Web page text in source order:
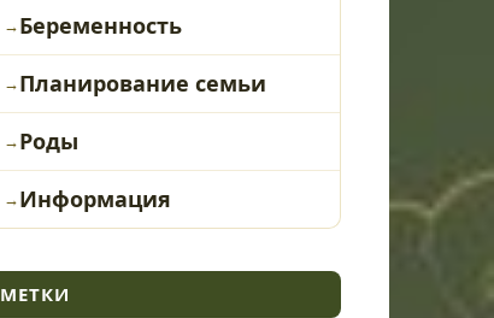
Беременность
Планирование семьи
Роды
Информация
МЕТКИ